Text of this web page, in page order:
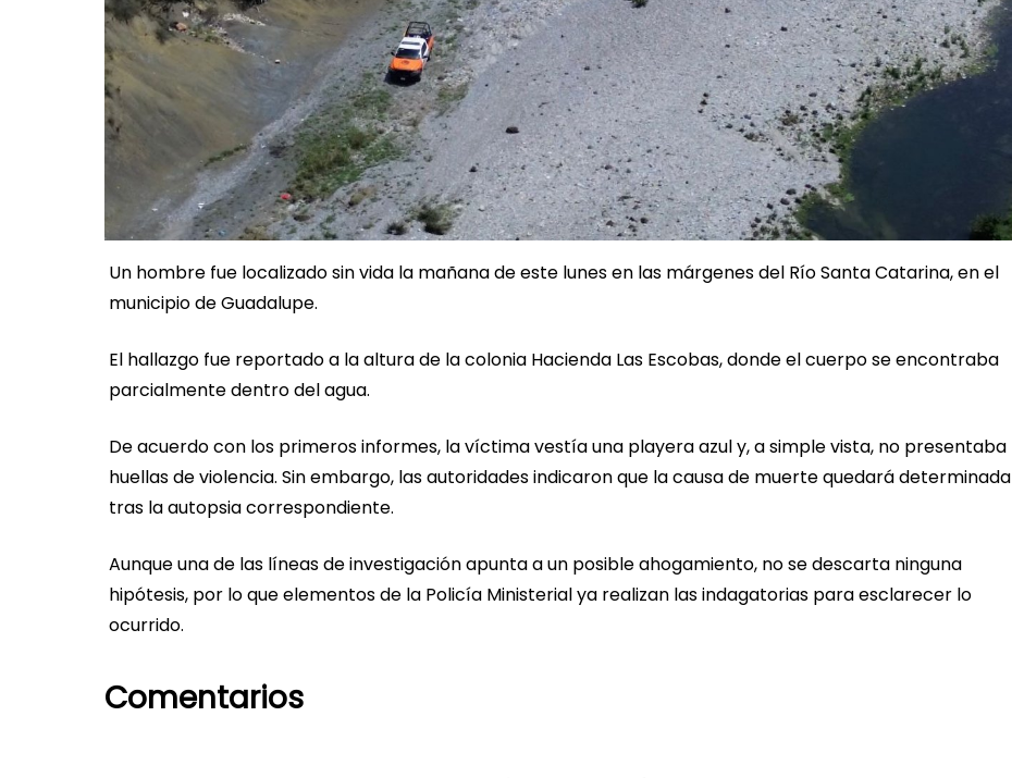
Un hombre fue localizado sin vida la mañana de este lunes en las márgenes del Río Santa Catarina, en el
municipio de Guadalupe.
El hallazgo fue reportado a la altura de la colonia Hacienda Las Escobas, donde el cuerpo se encontraba
parcialmente dentro del agua.
De acuerdo con los primeros informes, la víctima vestía una playera azul y, a simple vista, no presentaba
huellas de violencia. Sin embargo, las autoridades indicaron que la causa de muerte quedará determinada
tras la autopsia correspondiente.
Aunque una de las líneas de investigación apunta a un posible ahogamiento, no se descarta ninguna
hipótesis, por lo que elementos de la Policía Ministerial ya realizan las indagatorias para esclarecer lo
ocurrido.
Comentarios